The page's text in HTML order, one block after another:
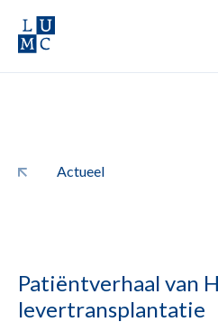
Actueel
Patiëntverhaal van
levertransplantatie